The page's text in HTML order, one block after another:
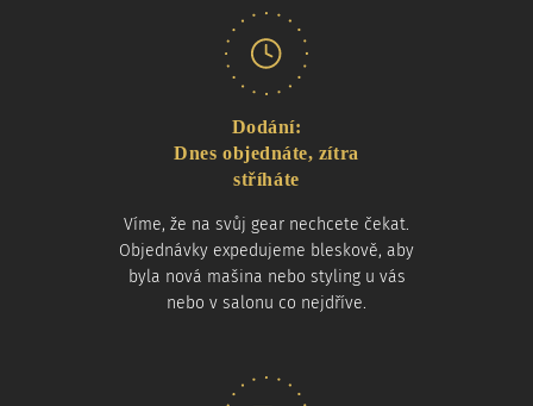
Dodání:
Dnes objednáte, zítra
stříháte
Víme, že na svůj gear nechcete čekat.
Objednávky expedujeme bleskově, aby
byla nová mašina nebo styling u vás
nebo v salonu co nejdříve.